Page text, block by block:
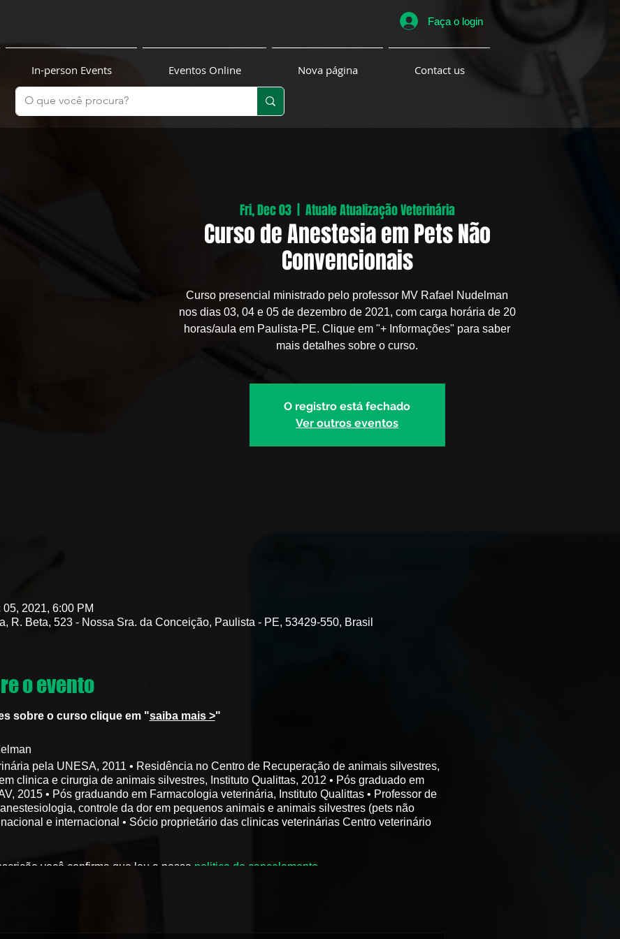
Faça o login
In-person Events Eventos Online Nova página Contact us
Fri, Dec 03
  |
Atuale Atualização Veterinária
Curso de Anestesia em Pets Não
Convencionais
Curso presencial ministrado pelo professor MV Rafael Nudelman
nos dias 03, 04 e 05 de dezembro de 2021, com carga horária de 20
horas/aula em Paulista-PE. Clique em "+ Informações" para saber
mais detalhes sobre o curso.
O registro está fechado
Ver outros eventos
2021, 6:00 PM
R. Beta, 523 - Nossa Sra. da Conceição, Paulista - PE, 53429-550, Brasil
o evento
sobre o curso clique em "saiba mais >"
pela UNESA, 2011 • Residência no Centro de Recuperação de animais silvestres,
clinica e cirurgia de animais silvestres, Instituto Qualittas, 2012 • Pós graduado em
2015 • Pós graduando em Farmacologia veterinária, Instituto Qualittas • Professor de
controle da dor em pequenos animais e animais silvestres (pets não
e internacional • Sócio proprietário das clinicas veterinárias Centro veterinário
você confirma que leu a nossa politica de cancelamento